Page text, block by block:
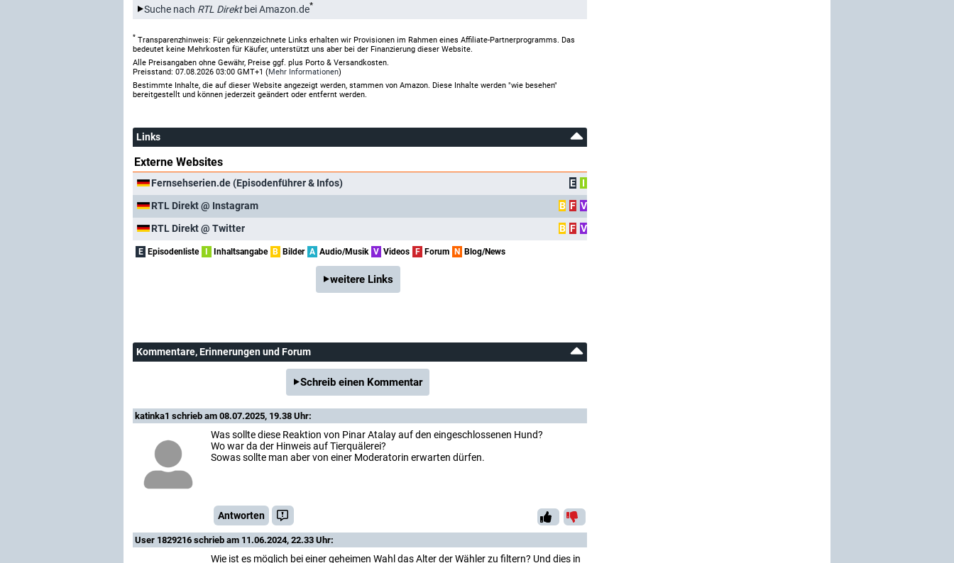
Suche nach RTL Direktbei Amazon.de*
* Transparenzhinweis: Für gekennzeichnete Links erhalten wir Provisionen im Rahmen eines Affiliate-Partnerprogramms. Das
bedeutet keine Mehrkosten für Käufer, unterstützt uns aber bei der Finanzierung dieser Website.
Alle Preisangaben ohne Gewähr, Preise ggf. plus Porto & Versandkosten.
Preisstand: 07.08.2026 03:00 GMT+1 (Mehr Informationen)
Bestimmte Inhalte, die auf dieser Website angezeigt werden, stammen von Amazon. Diese Inhalte werden "wie besehen"
bereitgestellt und können jederzeit geändert oder entfernt werden.
Links
Externe Websites
Fernsehserien.de (Episodenführer & Infos) E
I
RTL Direkt @ Instagram
B F V
RTL Direkt @ Twitter
B F V
E Episodenliste I Inhaltsangabe B Bilder A Audio/Musik V Videos F Forum N Blog/News
weitere Links
Kommentare, Erinnerungen und Forum
Schreib einen Kommentar
katinka1 schrieb am 08.07.2025, 19.38 Uhr:
Was sollte diese Reaktion von Pinar Atalay auf den eingeschlossenen Hund?
Wo war da der Hinweis auf Tierquälerei?
Sowas sollte man aber von einer Moderatorin erwarten dürfen.
Antworten
User 1829216 schrieb am 11.06.2024, 22.33 Uhr:
Wie ist es möglich bei einer geheimen Wahl das Alter der Wähler zu filtern? Und dies in